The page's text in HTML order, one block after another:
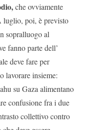
che ovviamente
luglio, poi, è previsto
sopralluogo al
fanno parte dell’
deve fare per
lavorare insieme:
su Gaza alimentano
confusione fra i due
collettivo contro